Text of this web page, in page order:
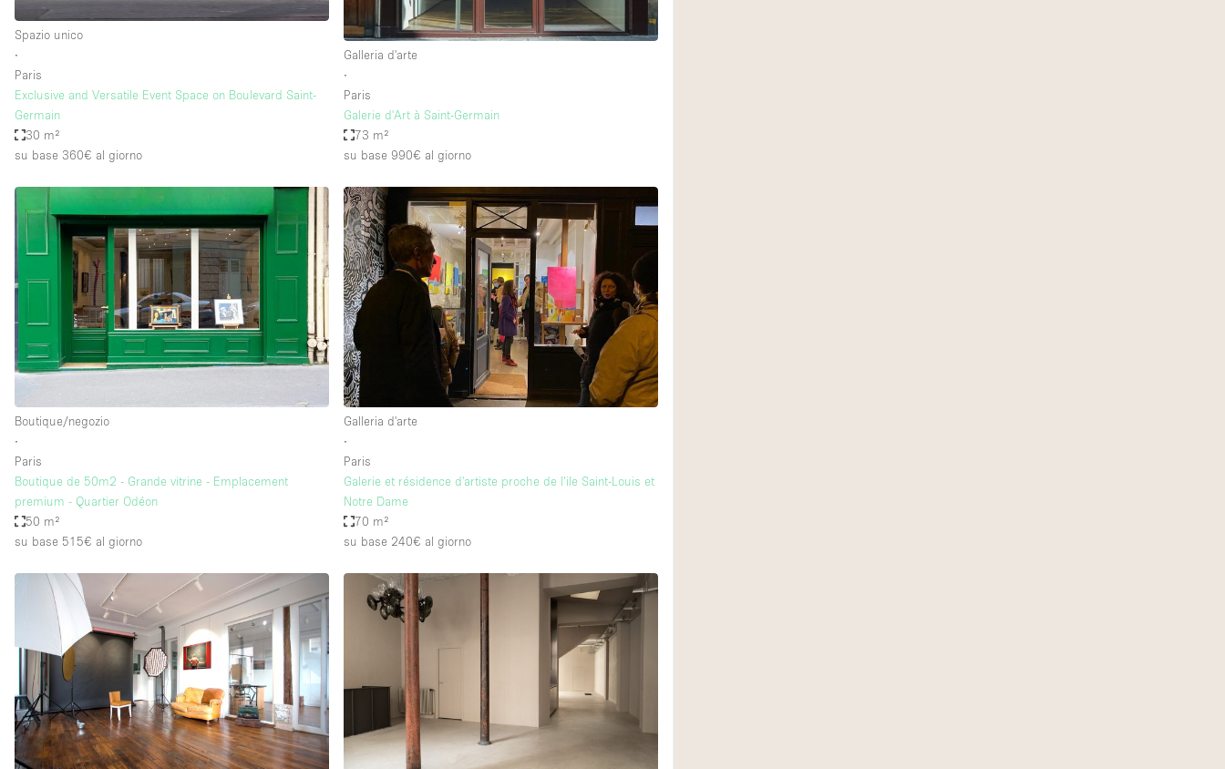
Spazio unico
∙
Paris
Exclusive and Versatile Event Space on Boulevard Saint-
Germain
30 m²
su base 360€ al giorno
Galleria d'arte
∙
Paris
Galerie d'Art à Saint-Germain
73 m²
su base 990€ al giorno
Boutique/negozio
∙
Paris
Boutique de 50m2 - Grande vitrine - Emplacement
premium - Quartier Odéon
50 m²
su base 515€ al giorno
Galleria d'arte
∙
Paris
Galerie et résidence d'artiste proche de l’ile Saint-Louis et
Notre Dame
70 m²
su base 240€ al giorno